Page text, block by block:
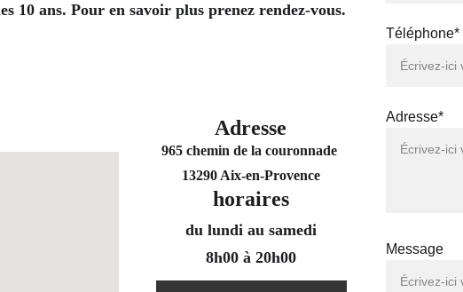
Téléphone*
Adresse*
Message
Adresse
965 chemin de la couronnade
13290 Aix-en-Provence
10 ans. Pour en savoir plus prenez rendez-vous.
horaires
du lundi au samedi
8h00 à 20h00